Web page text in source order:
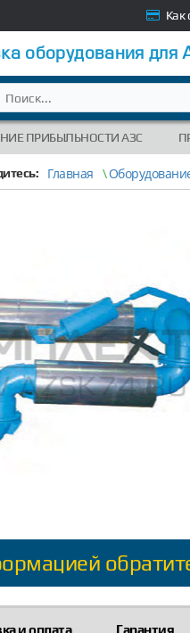
Как
оборудования
ПРИБЫЛЬНОСТИ АЗС
Главная \